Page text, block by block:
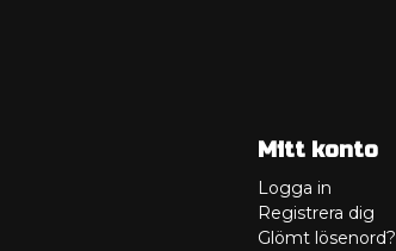
Mitt konto
Logga in
Registrera dig
Glömt lösenord?